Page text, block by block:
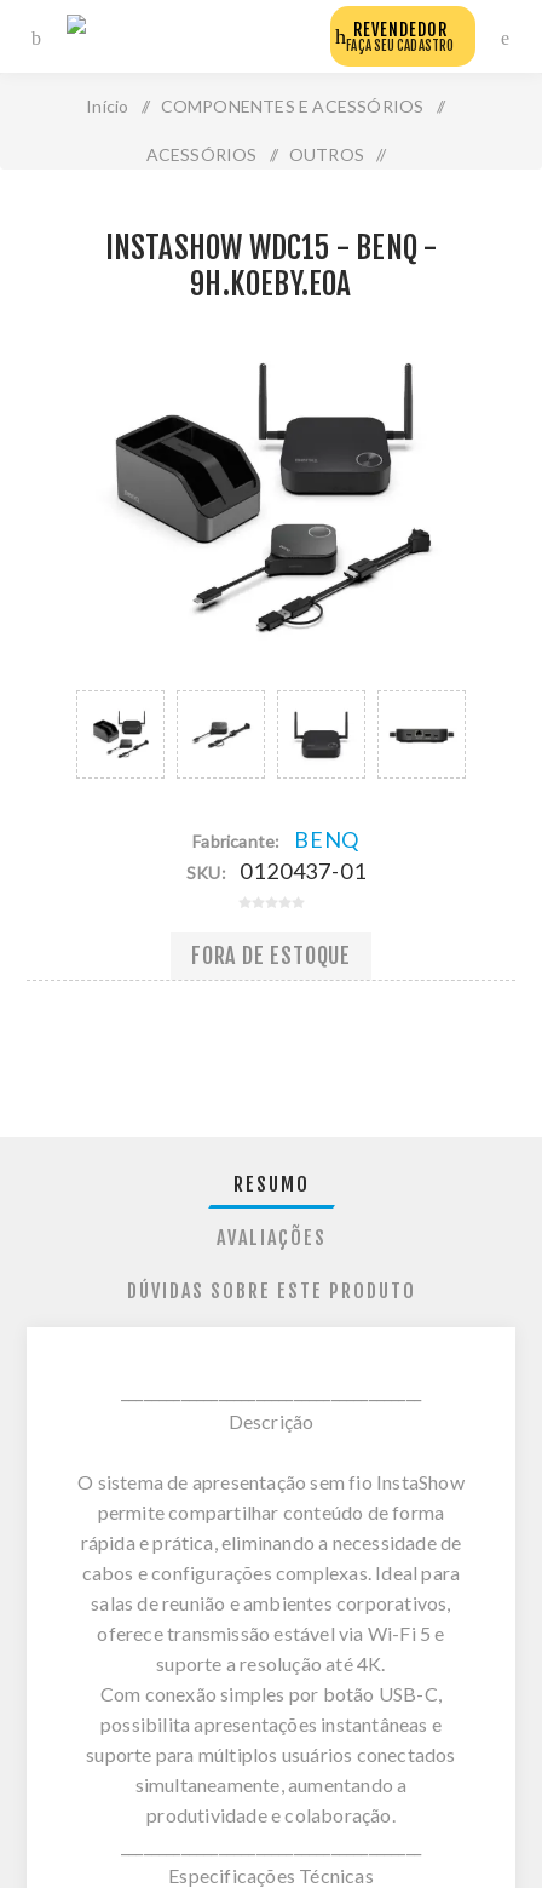
REVENDEDOR
FAÇA SEU CADASTRO
Início / COMPONENTES E ACESSÓRIOS /
ACESSÓRIOS / OUTROS /
INSTASHOW WDC15 - BENQ -
9H.K0EBY.E0A
Fabricante: BENQ
SKU: 0120437-01
FORA DE ESTOQUE
RESUMO
AVALIAÇÕES
DÚVIDAS SOBRE ESTE PRODUTO
Descrição
O sistema de apresentação sem fio InstaShow
permite compartilhar conteúdo de forma
rápida e prática, eliminando a necessidade de
cabos e configurações complexas. Ideal para
salas de reunião e ambientes corporativos,
oferece transmissão estável via Wi-Fi 5 e
suporte a resolução até 4K.
Com conexão simples por botão USB-C,
possibilita apresentações instantâneas e
suporte para múltiplos usuários conectados
simultaneamente, aumentando a
produtividade e colaboração.
Especificações Técnicas